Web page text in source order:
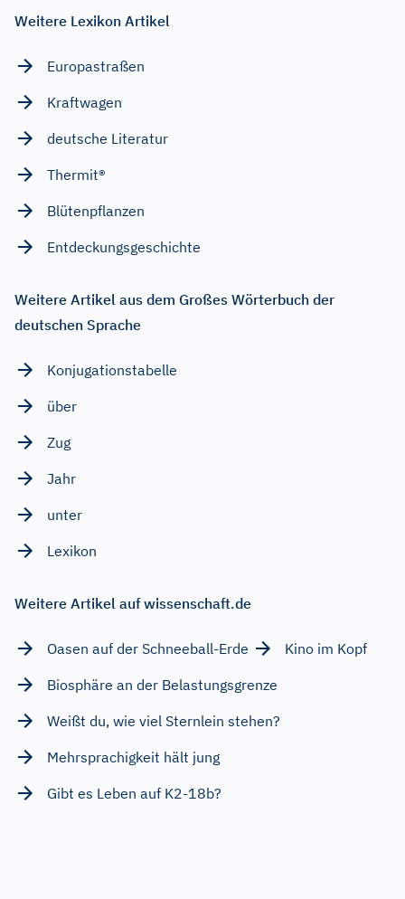
Weitere Lexikon Artikel
Europastraßen
Kraftwagen
deutsche Literatur
Thermit®
Blütenpflanzen
Entdeckungsgeschichte
Weitere Artikel aus dem Großes Wörterbuch der
deutschen Sprache
Konjugationstabelle
über
Zug
Jahr
unter
Lexikon
Weitere Artikel auf wissenschaft.de
Oasen auf der Schneeball-Erde
Kino im Kopf
Biosphäre an der Belastungsgrenze
Weißt du, wie viel Sternlein stehen?
Mehrsprachigkeit hält jung
Gibt es Leben auf K2-18b?